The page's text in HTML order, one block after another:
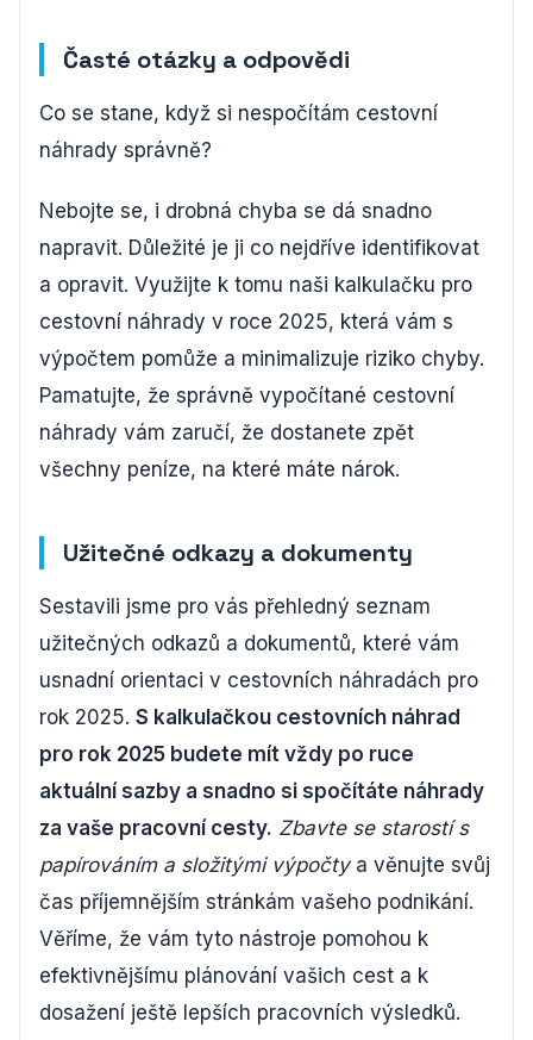
Časté otázky a odpovědi
Co se stane, když si nespočítám cestovní
náhrady správně?
Nebojte se, i drobná chyba se dá snadno
napravit. Důležité je ji co nejdříve identifikovat
a opravit. Využijte k tomu naši kalkulačku pro
cestovní náhrady v roce 2025, která vám s
výpočtem pomůže a minimalizuje riziko chyby.
Pamatujte, že správně vypočítané cestovní
náhrady vám zaručí, že dostanete zpět
všechny peníze, na které máte nárok.
Užitečné odkazy a dokumenty
Sestavili jsme pro vás přehledný seznam
užitečných odkazů a dokumentů, které vám
usnadní orientaci v cestovních náhradách pro
rok 2025. S kalkulačkou cestovních náhrad
pro rok 2025 budete mít vždy po ruce
aktuální sazby a snadno si spočítáte náhrady
za vaše pracovní cesty. Zbavte se starostí s
papírováním a složitými výpočtya věnujte svůj
čas příjemnějším stránkám vašeho podnikání.
Věříme, že vám tyto nástroje pomohou k
efektivnějšímu plánování vašich cest a k
dosažení ještě lepších pracovních výsledků.